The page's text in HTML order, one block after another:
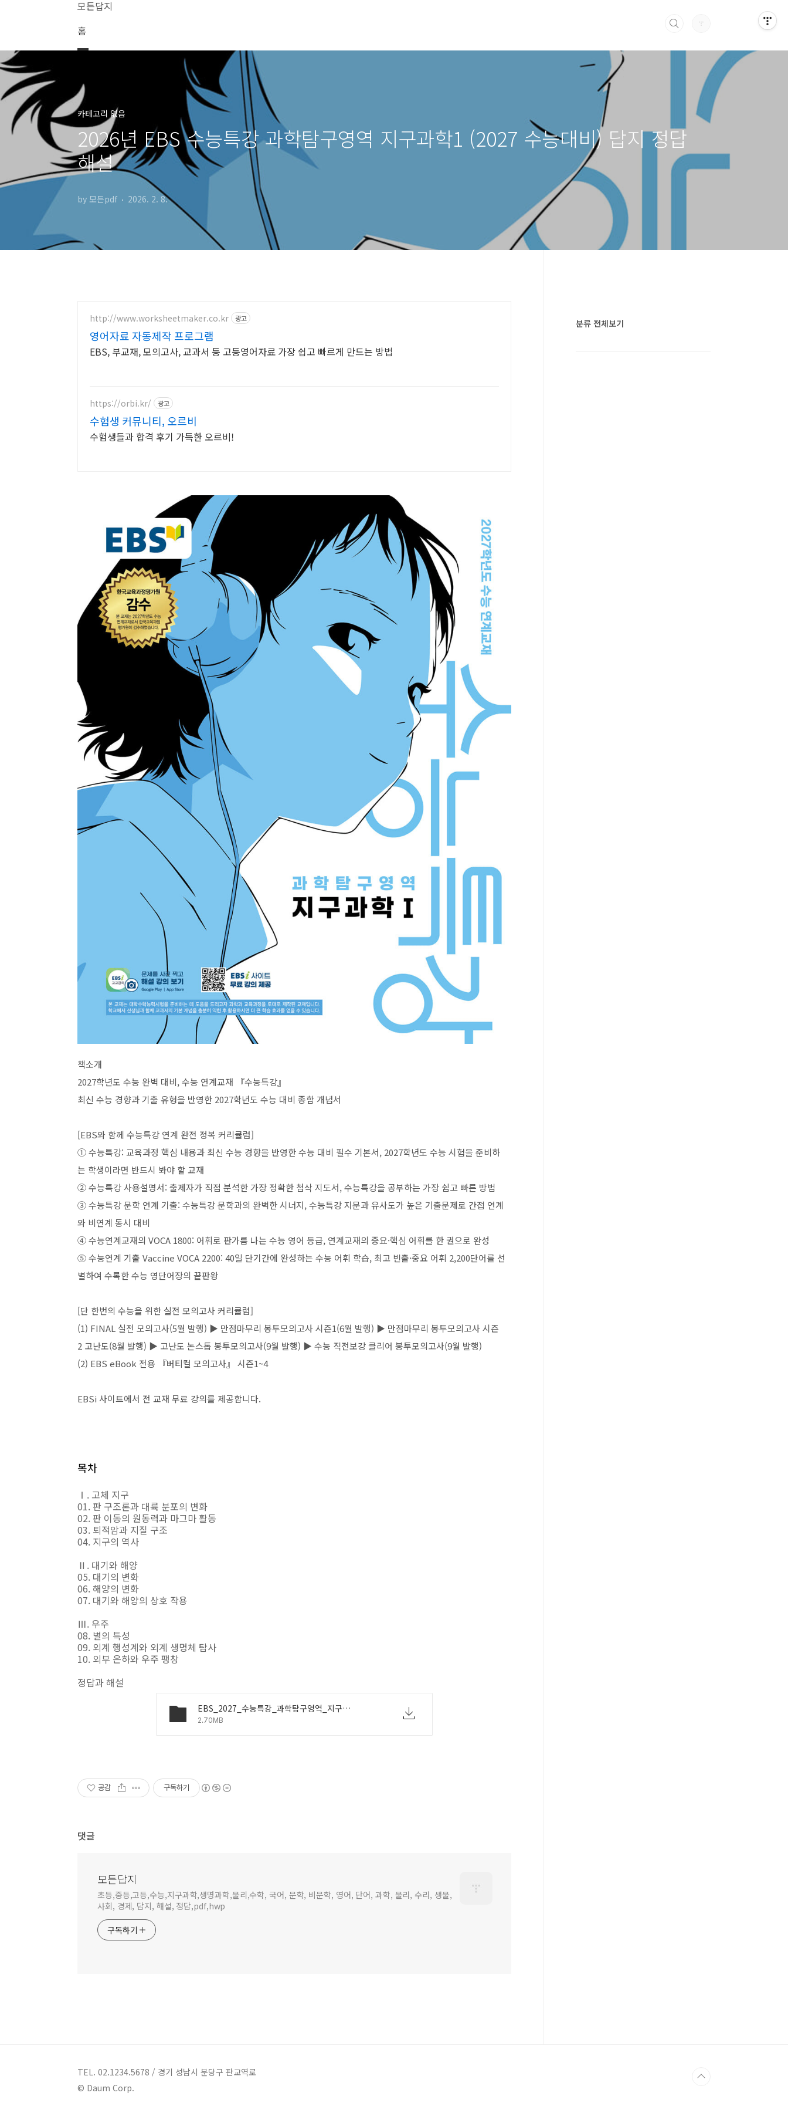
모든답지
홈
카테고리 없음
2026년 EBS 수능특강 과학탐구영역 지구과학1 (2027 수능대비) 답지 정답
해설
by 모든pdf 2026. 2. 8.
http://www.worksheetmaker.co.kr 광고
영어자료 자동제작 프로그램
EBS, 부교재, 모의고사, 교과서 등 고등영어자료 가장 쉽고 빠르게 만드는 방법
https://orbi.kr/ 광고
수험생 커뮤니티, 오르비
수험생들과 합격 후기 가득한 오르비!
책소개
2027학년도 수능 완벽 대비, 수능 연계교재 『수능특강』
최신 수능 경향과 기출 유형을 반영한 2027학년도 수능 대비 종합 개념서
[EBS와 함께 수능특강 연계 완전 정복 커리큘럼]
① 수능특강: 교육과정 핵심 내용과 최신 수능 경향을 반영한 수능 대비 필수 기본서, 2027학년도 수능 시험을 준비하
는 학생이라면 반드시 봐야 할 교재
② 수능특강 사용설명서: 출제자가 직접 분석한 가장 정확한 첨삭 지도서, 수능특강을 공부하는 가장 쉽고 빠른 방법
③ 수능특강 문학 연계 기출: 수능특강 문학과의 완벽한 시너지, 수능특강 지문과 유사도가 높은 기출문제로 간접 연계
와 비연계 동시 대비
④ 수능연계교재의 VOCA 1800: 어휘로 판가름 나는 수능 영어 등급, 연계교재의 중요·핵심 어휘를 한 권으로 완성
⑤ 수능연계 기출 Vaccine VOCA 2200: 40일 단기간에 완성하는 수능 어휘 학습, 최고 빈출·중요 어휘 2,200단어를 선
별하여 수록한 수능 영단어장의 끝판왕
[단 한번의 수능을 위한 실전 모의고사 커리큘럼]
(1) FINAL 실전 모의고사(5월 발행) ▶ 만점마무리 봉투모의고사 시즌1(6월 발행) ▶ 만점마무리 봉투모의고사 시즌
2 고난도(8월 발행) ▶ 고난도 논스톱 봉투모의고사(9월 발행) ▶ 수능 직전보강 클리어 봉투모의고사(9월 발행)
(2) EBS eBook 전용 『버티컬 모의고사』 시즌1~4
EBSi 사이트에서 전 교재 무료 강의를 제공합니다.
목차
Ⅰ. 고체 지구
01. 판 구조론과 대륙 분포의 변화
02. 판 이동의 원동력과 마그마 활동
03. 퇴적암과 지질 구조
04. 지구의 역사
Ⅱ. 대기와 해양
05. 대기의 변화
06. 해양의 변화
07. 대기와 해양의 상호 작용
Ⅲ. 우주
08. 별의 특성
09. 외계 행성계와 외계 생명체 탐사
10. 외부 은하와 우주 팽창
정답과 해설
EBS_2027_수능특강_과학탐구영역_지구과학Ⅰ_정답과해설.pdf
2.70MB
공감 구독하기
댓글
모든답지
초등,중등,고등,수능,지구과학,생명과학,물리,수학, 국어, 문학, 비문학, 영어, 단어, 과학, 물리, 수리, 생물,
사회, 경제, 답지, 해설, 정답,pdf,hwp
구독하기
분류 전체보기
TEL. 02.1234.5678 / 경기 성남시 분당구 판교역로
© Daum Corp.